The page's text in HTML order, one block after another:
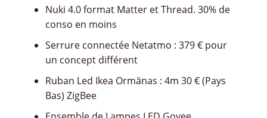
Nuki 4.0 format Matter et Thread. 30% de
conso en moins
Serrure connectée Netatmo : 379 € pour
un concept différent
Ruban Led Ikea Ormänas : 4m 30 € (Pays
Bas) ZigBee